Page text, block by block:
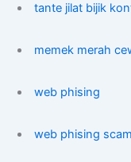
tante jilat bijik
memek merah
web phising
web phising